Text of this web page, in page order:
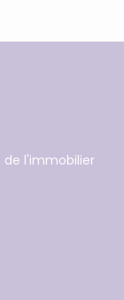
de l'immobilier